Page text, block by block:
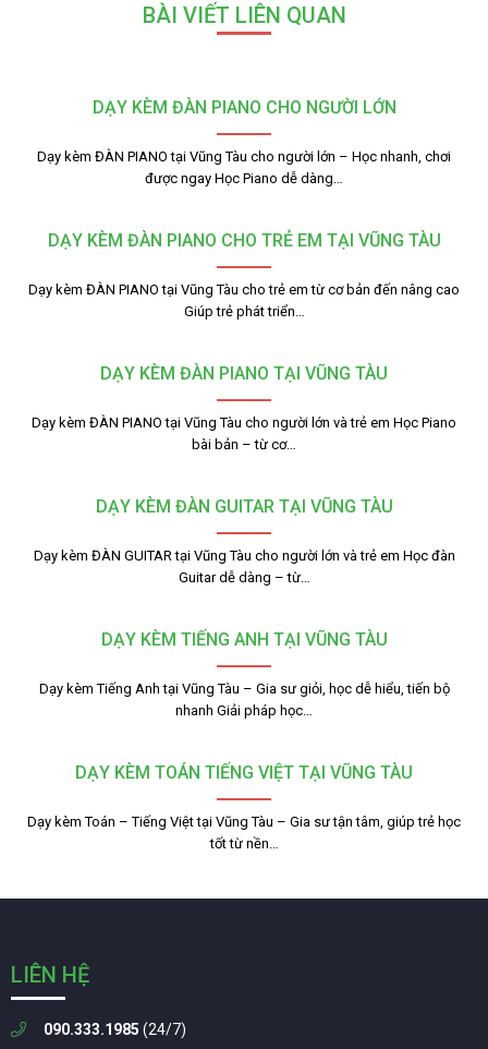
BÀI VIẾT LIÊN QUAN
DẠY KÈM ĐÀN PIANO CHO NGƯỜI LỚN
Dạy kèm ĐÀN PIANO tại Vũng Tàu cho người lớn – Học nhanh, chơi
được ngay Học Piano dễ dàng…
DẠY KÈM ĐÀN PIANO CHO TRẺ EM TẠI VŨNG TÀU
Dạy kèm ĐÀN PIANO tại Vũng Tàu cho trẻ em từ cơ bản đến nâng cao
Giúp trẻ phát triển…
DẠY KÈM ĐÀN PIANO TẠI VŨNG TÀU
Dạy kèm ĐÀN PIANO tại Vũng Tàu cho người lớn và trẻ em Học Piano
bài bản – từ cơ…
DẠY KÈM ĐÀN GUITAR TẠI VŨNG TÀU
Dạy kèm ĐÀN GUITAR tại Vũng Tàu cho người lớn và trẻ em Học đàn
Guitar dễ dàng – từ…
DẠY KÈM TIẾNG ANH TẠI VŨNG TÀU
Dạy kèm Tiếng Anh tại Vũng Tàu – Gia sư giỏi, học dễ hiểu, tiến bộ
nhanh Giải pháp học…
DẠY KÈM TOÁN TIẾNG VIỆT TẠI VŨNG TÀU
Dạy kèm Toán – Tiếng Việt tại Vũng Tàu – Gia sư tận tâm, giúp trẻ học
tốt từ nền…
LIÊN HỆ
090.333.1985 (24/7)